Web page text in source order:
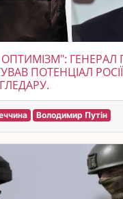
ОПТИМІЗМ": ГЕНЕРАЛ
ПОТЕНЦІАЛ
Володимир Путін